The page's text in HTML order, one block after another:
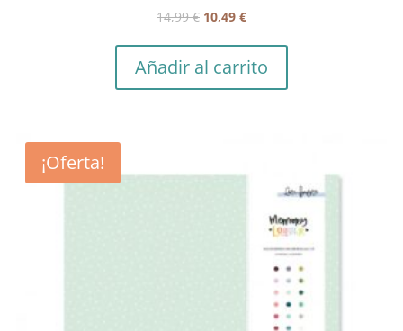
14,99€ El
original
era:
10,49 €El
actual
es:
Añadir al carrito
¡Oferta!